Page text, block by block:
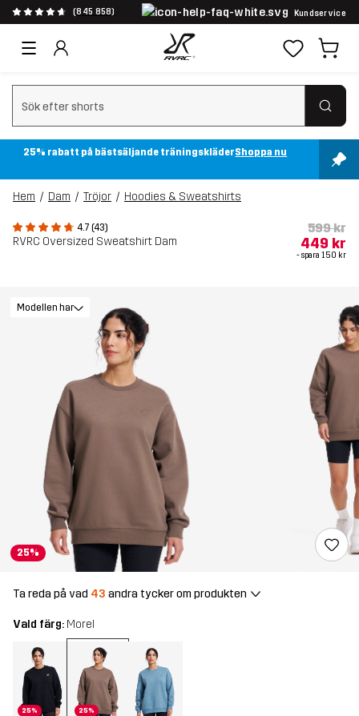
(845 858) Kundservice
Rensa sök
25% rabatt på bästsäljande träningskläderShoppa nu
Hem Dam Tröjor Hoodies & Sweatshirts
4.7 (43)
RVRC Oversized Sweatshirt Dam
599 kr
449 kr
- spara 150 kr
25%
Modellen har
Ta reda på vad 43 andra tycker om produkten
Vald färg: Morel
25% 25%